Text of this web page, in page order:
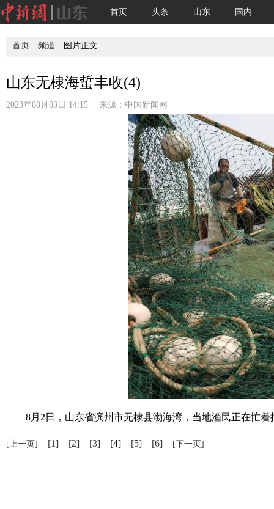
首页 头条 山东 国内
首页—频道—图片正文
山东无棣海蜇丰收(4)
2023年08月03日 14:15 来源： 中国新闻网
8月2日，山东省滨州市无棣县渤海湾，当地渔民正在忙
[上一页] [1] [2] [3] [4] [5] [6] [下一页]